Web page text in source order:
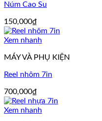
Núm Cao Su
150,000₫
Xem nhanh
MÁY VÀ PHỤ KIỆN
Reel nhôm 7in
700,000₫
Xem nhanh